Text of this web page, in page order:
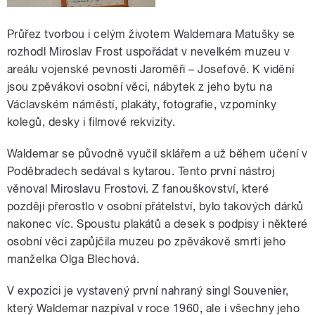
Průřez tvorbou i celým životem Waldemara Matušky se
rozhodl Miroslav Frost uspořádat v nevelkém muzeu v
areálu vojenské pevnosti Jaroměři – Josefově. K vidění
jsou zpěvákovi osobní věci, nábytek z jeho bytu na
Václavském náměstí, plakáty, fotografie, vzpomínky
kolegů, desky i filmové rekvizity.
Waldemar se původně vyučil sklářem a už během učení v
Poděbradech sedával s kytarou. Tento první nástroj
věnoval Miroslavu Frostovi. Z fanouškovství, které
později přerostlo v osobní přátelství, bylo takových dárků
nakonec víc. Spoustu plakátů a desek s podpisy i některé
osobní věci zapůjčila muzeu po zpěvákově smrti jeho
manželka Olga Blechová.
V expozici je vystavený první nahraný singl Souvenier,
který Waldemar nazpíval v roce 1960, ale i všechny jeho